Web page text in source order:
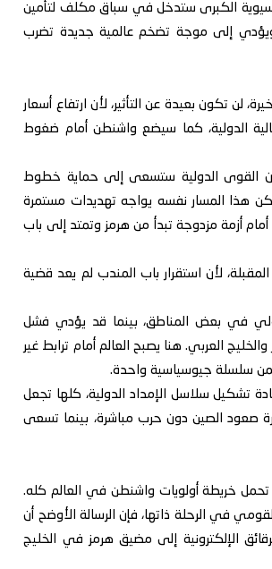
الآسيوية الكبرى ستدخل في سباق مكلف لتأمين
ويؤدي إلى موجة تضخم عالمية جديدة تضرب
لن تكون بعيدة عن التأثير، لأن ارتفاع أسعار
الدولية، كما سيضع واشنطن أمام ضغوط
القوى الدولية ستسعى إلى حماية خطوط
لكن هذا المسار نفسه يواجه تهديدات مستمرة
أمام أزمة مزدوجة تبدأ من هرمز وتمتد إلى باب
لأن استقرار باب المندب لم يعد قضية
في بعض المناطق، بينما قد يؤدي فشل
العربي. هنا يصبح العالم أمام ترابط غير
ضمن سلسلة جيوسياسية واحدة.
تشكيل سلاسل الإمداد الدولية، كلها تجعل
صعود الصين دون حرب مباشرة، بينما تسعى
تحمل خريطة أولويات واشنطن في العالم كله.
في الرحلة ذاتها، فإن الرسالة الأوضح أن
الإلكترونية إلى مضيق هرمز في الخليج